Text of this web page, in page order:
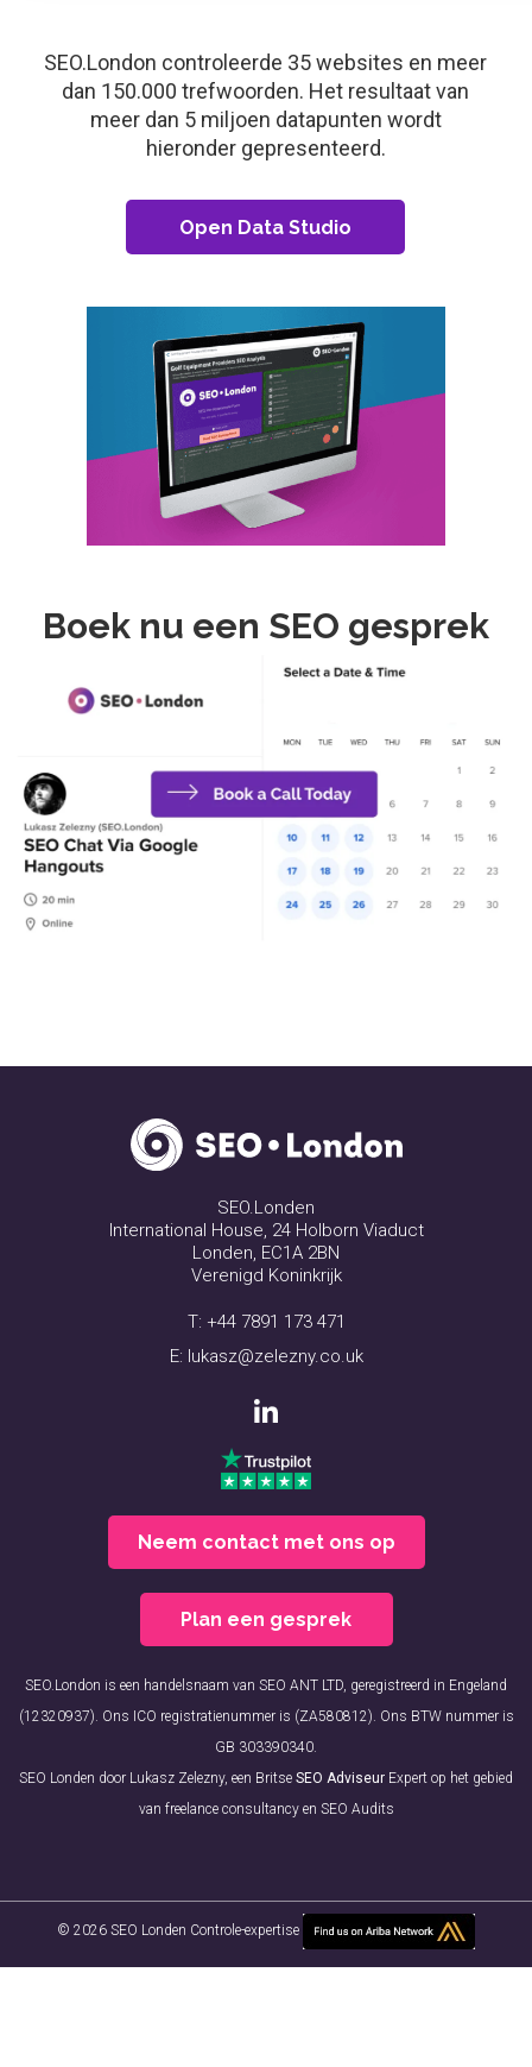
SEO.London controleerde 35 websites en meer
dan 150.000 trefwoorden. Het resultaat van
meer dan 5 miljoen datapunten wordt
hieronder gepresenteerd.
Open Data Studio
Boek nu een SEO gesprek
SEO.Londen
International House, 24 Holborn Viaduct
Londen, EC1A 2BN
Verenigd Koninkrijk
T: +44 7891 173 471
E: lukasz@zelezny.co.uk
Neem contact met ons op
Plan een gesprek
SEO.London is een handelsnaam van SEO ANT LTD, geregistreerd in Engeland
(12320937). Ons ICO registratienummer is (ZA580812). Ons BTW nummer is
GB 303390340.
SEO Londen door Lukasz Zelezny, een Britse SEO Adviseur Expert op het gebied
van freelance consultancy en SEO Audits
© 2026 SEO Londen Controle-expertise